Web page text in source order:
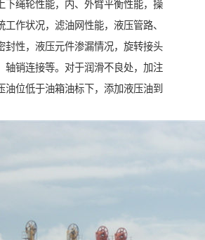
下绳轮性能，内、外臂平衡性能，操
工作状况，滤油网性能，液压管路、
封性，液压元件渗漏情况，旋转接头
轴销连接等。对于润滑不良处，加注
油位低于油箱油标下，添加液压油到